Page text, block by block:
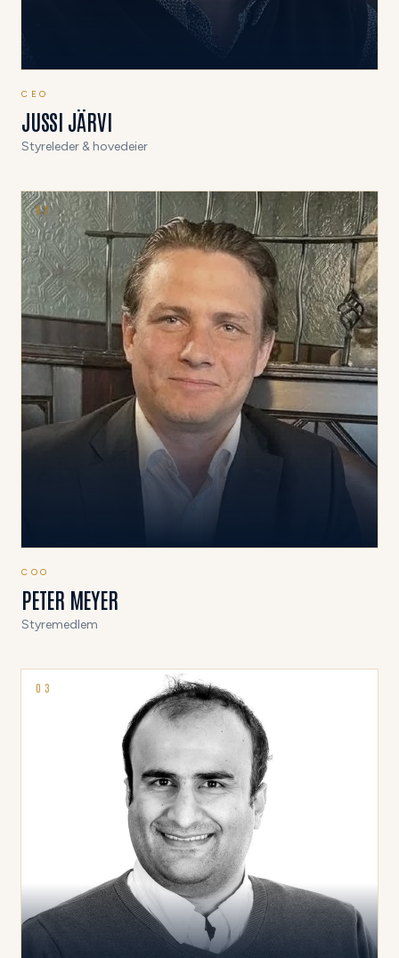
CEO
JUSSI JÄRVI
Styreleder & hovedeier
02
COO
PETER MEYER
Styremedlem
0 3